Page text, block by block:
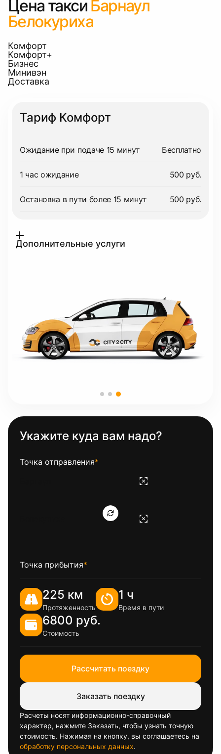
Цена такси Барнаул
Белокуриха
Комфорт
Комфорт+
Бизнес
Минивэн
Доставка
Тариф Комфорт
Ожидание при подаче 15 минут Бесплатно
1 час ожидание 500 руб.
Остановка в пути более 15 минут 500 руб.
Дополнительные услуги
Укажите куда вам надо?
Точка отправления*
Точка прибытия*
225 км
Протяженность
1 ч
Время в пути
6800 руб.
Стоимость
Рассчитать поездку
Заказать поездку
Расчеты носят информационно-справочный
характер, нажмите Заказать, чтобы узнать точную
стоимость. Нажимая на кнопку, вы соглашаетесь на
обработку персональных данных.